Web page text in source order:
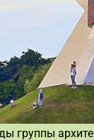
группы